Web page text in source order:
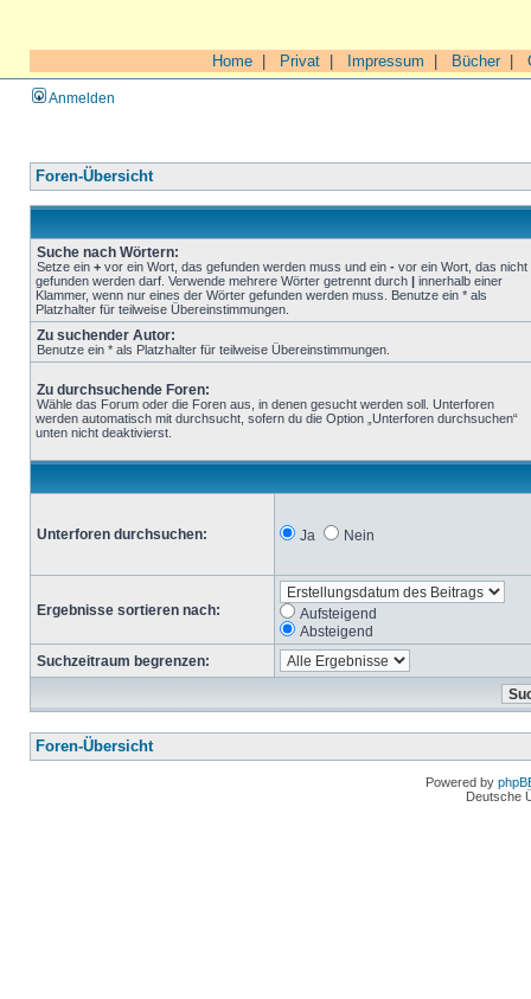
Home Privat Impressum Bücher|
Anmelden
Foren-Übersicht
Suche nach Wörtern:
Setze ein + vor ein Wort, das gefunden werden muss und ein - vor ein Wort, das nicht
gefunden werden darf. Verwende mehrere Wörter getrennt durch | innerhalb einer
Klammer, wenn nur eines der Wörter gefunden werden muss. Benutze ein * als
Platzhalter für teilweise Übereinstimmungen.
Zu suchender Autor:
Benutze ein * als Platzhalter für teilweise Übereinstimmungen.
Zu durchsuchende Foren:
Wähle das Forum oder die Foren aus, in denen gesucht werden soll. Unterforen
werden automatisch mit durchsucht, sofern du die Option „Unterforen durchsuchen“
unten nicht deaktivierst.
Unterforen durchsuchen: Ja Nein
Ergebnisse sortieren nach:
Aufsteigend
Absteigend
Suchzeitraum begrenzen:
Foren-Übersicht
Powered by
Deutsche